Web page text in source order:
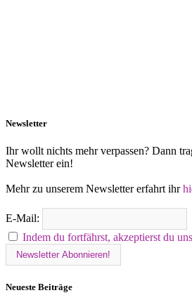
Newsletter
Ihr wollt nichts mehr verpassen? Dann
Newsletter ein!
Mehr zu unserem Newsletter erfahrt ihr
E-Mail:
Indem du fortfährst, akzeptierst du
Neueste Beiträge